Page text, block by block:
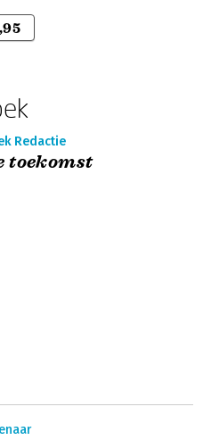
Redactie
toekomst